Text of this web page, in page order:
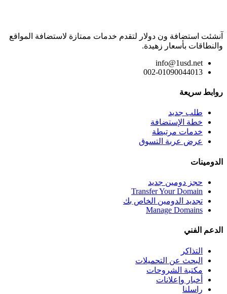
آنشئت استضافة ون دولار لتقدم خدمات ممتازة لاستضافة المواقع
والنطاقات بأسعار زهيدة.
info@1usd.net
002-01090044013
روابط سريعة
طلب جديد
خطة الإستضافة
خدمات مرتبطة
عرض عربة التسوق
الدومينات
حجز دومين جديد
Transfer Your Domain
تجديد الدومين الخاص بك
Manage Domains
الدعم الفني
التذاكر
البحث عن التحميلات
مكتبة الشروحات
أخبار وإعلانات
راسلنا